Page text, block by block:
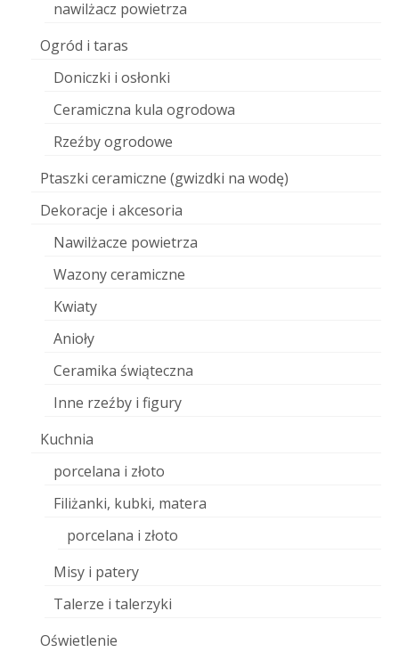
nawilżacz powietrza
Ogród i taras
Doniczki i osłonki
Ceramiczna kula ogrodowa
Rzeźby ogrodowe
Ptaszki ceramiczne (gwizdki na wodę)
Dekoracje i akcesoria
Nawilżacze powietrza
Wazony ceramiczne
Kwiaty
Anioły
Ceramika świąteczna
Inne rzeźby i figury
Kuchnia
porcelana i złoto
Filiżanki, kubki, matera
porcelana i złoto
Misy i patery
Talerze i talerzyki
Oświetlenie